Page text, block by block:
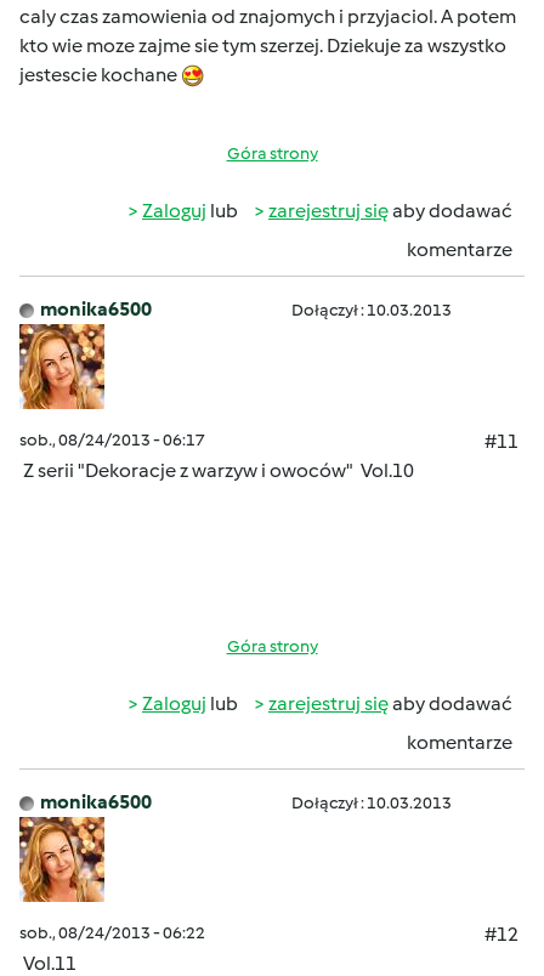
caly czas zamowienia od znajomych i przyjaciol. A potem
kto wie moze zajme sie tym szerzej. Dziekuje za wszystko
jestescie kochane
Góra strony
Zaloguj lub zarejestruj sięaby dodawać
komentarze
monika6500 Dołączył : 10.03.2013
sob., 08/24/2013 - 06:17
#11
Z serii "Dekoracje z warzyw i owoców" Vol.10
Góra strony
Zaloguj lub zarejestruj sięaby dodawać
komentarze
monika6500 Dołączył : 10.03.2013
sob., 08/24/2013 - 06:22
#12
Vol.11